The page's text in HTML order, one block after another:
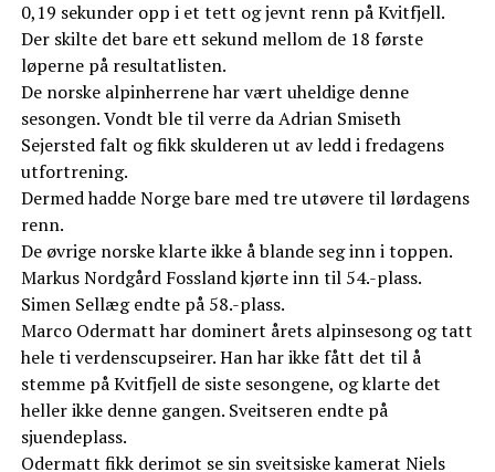
0,19 sekunder opp i et tett og jevnt renn på Kvitfjell.
Der skilte det bare ett sekund mellom de 18 første
løperne på resultatlisten.
De norske alpinherrene har vært uheldige denne
sesongen. Vondt ble til verre da Adrian Smiseth
Sejersted falt og fikk skulderen ut av ledd i fredagens
utfortrening.
Dermed hadde Norge bare med tre utøvere til lørdagens
renn.
De øvrige norske klarte ikke å blande seg inn i toppen.
Markus Nordgård Fossland kjørte inn til 54.-plass.
Simen Sellæg endte på 58.-plass.
Marco Odermatt har dominert årets alpinsesong og tatt
hele ti verdenscupseirer. Han har ikke fått det til å
stemme på Kvitfjell de siste sesongene, og klarte det
heller ikke denne gangen. Sveitseren endte på
sjuendeplass.
Odermatt fikk derimot se sin sveitsiske kamerat Niels